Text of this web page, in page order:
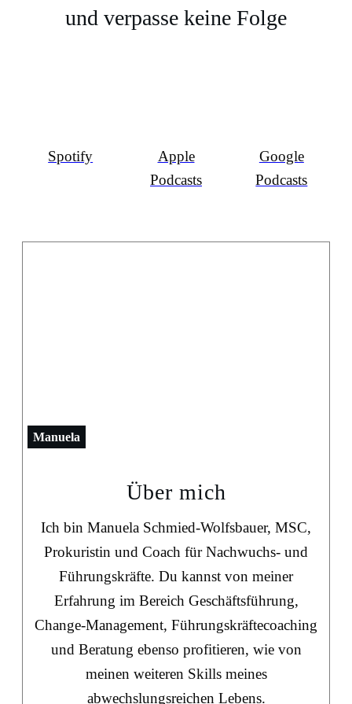
und verpasse keine Folge
Spotify
Apple
Podcasts
Google
Podcasts
Manuela
Über mich
Ich bin Manuela Schmied-Wolfsbauer, MSC,
Prokuristin und Coach für Nachwuchs- und
Führungskräfte. Du kannst von meiner
Erfahrung im Bereich Geschäftsführung,
Change-Management, Führungskräftecoaching
und Beratung ebenso profitieren, wie von
meinen weiteren Skills meines
abwechslungsreichen Lebens.